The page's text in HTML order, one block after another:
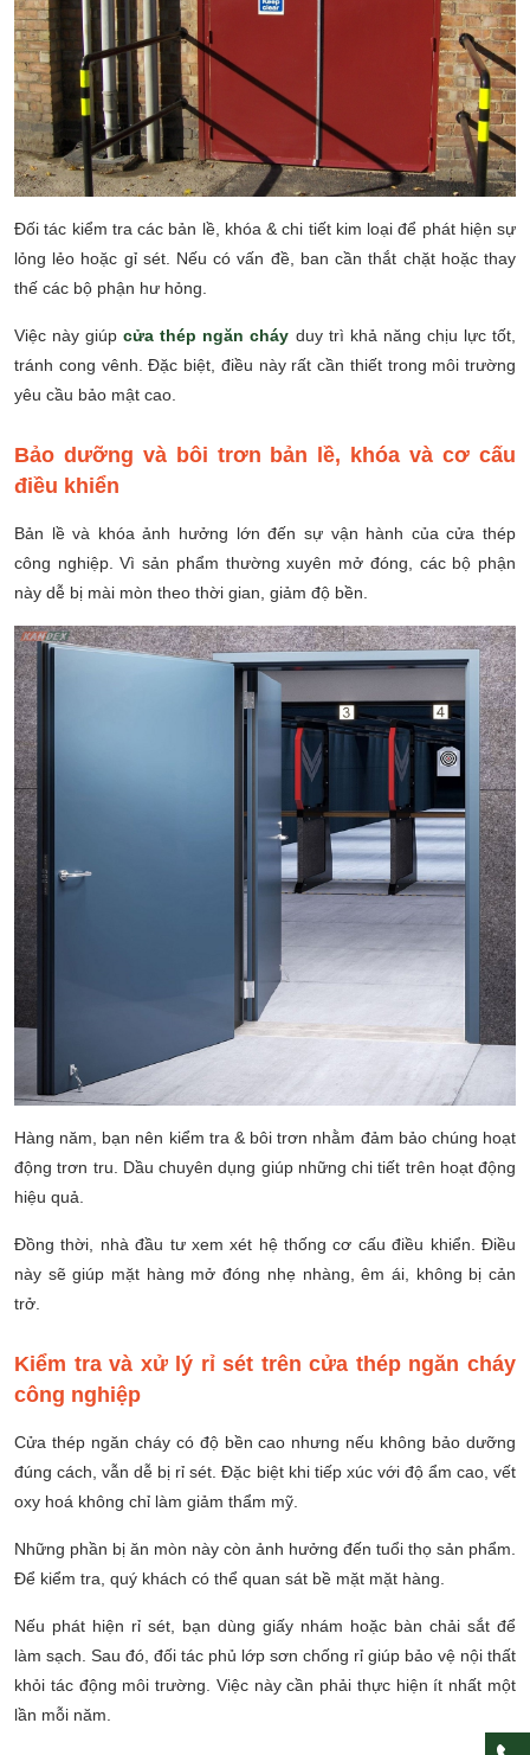
Đối tác kiểm tra các bản lề, khóa & chi tiết kim loại để phát hiện sự
lỏng lẻo hoặc gỉ sét. Nếu có vấn đề, ban cần thắt chặt hoặc thay
thế các bộ phận hư hỏng.
Việc này giúpcửa thép ngăn cháy duy trì khả năng chịu lực tốt,
tránh cong vênh. Đặc biệt, điều này rất cần thiết trong môi trường
yêu cầu bảo mật cao.
Bảo dưỡng và bôi trơn bản lề, khóa và cơ cấu
điều khiển
Bản lề và khóa ảnh hưởng lớn đến sự vận hành của cửa thép
công nghiệp. Vì sản phẩm thường xuyên mở đóng, các bộ phận
này dễ bị mài mòn theo thời gian, giảm độ bền.
Hàng năm, bạn nên kiểm tra & bôi trơn nhằm đảm bảo chúng hoạt
động trơn tru. Dầu chuyên dụng giúp những chi tiết trên hoạt động
hiệu quả.
Đồng thời, nhà đầu tư xem xét hệ thống cơ cấu điều khiển. Điều
này sẽ giúp mặt hàng mở đóng nhẹ nhàng, êm ái, không bị cản
trở.
Kiểm tra và xử lý rỉ sét trên cửa thép ngăn cháy
công nghiệp
Cửa thép ngăn cháy có độ bền cao nhưng nếu không bảo dưỡng
đúng cách, vẫn dễ bị rỉ sét. Đặc biệt khi tiếp xúc với độ ẩm cao, vết
oxy hoá không chỉ làm giảm thẩm mỹ.
Những phần bị ăn mòn này còn ảnh hưởng đến tuổi thọ sản phẩm.
Để kiểm tra, quý khách có thể quan sát bề mặt mặt hàng.
Nếu phát hiện rỉ sét, bạn dùng giấy nhám hoặc bàn chải sắt để
làm sạch. Sau đó, đối tác phủ lớp sơn chống rỉ giúp bảo vệ nội thất
khỏi tác động môi trường. Việc này cần phải thực hiện ít nhất một
lần mỗi năm.